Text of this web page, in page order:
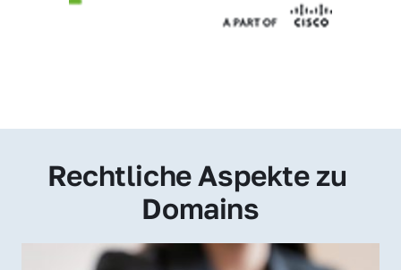
Rechtliche Aspekte zu
Domains